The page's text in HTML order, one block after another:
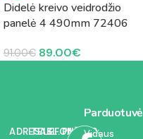
Didelė kreivo veidrodžio
panelė 4 490mm 72406
91.00€ 89.00€
ADRESAS:TELEFONAS:
EL. PAŠTAS:
Parduotuvė
Vidaus